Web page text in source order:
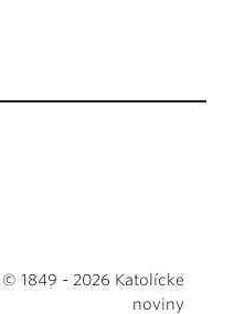
1849 - 2026 Katolícke
noviny